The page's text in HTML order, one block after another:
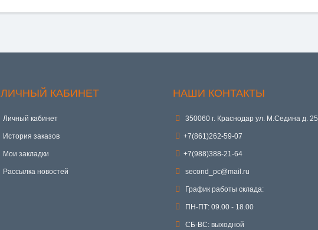
ЛИЧНЫЙ КАБИНЕТ
Личный кабинет
История заказов
Мои закладки
Рассылка новостей
НАШИ КОНТАКТЫ
350060 г. Краснодар ул. М.Седина д. 25
+7(861)262-59-07
+7(988)388-21-64
second_pc@mail.ru
График работы склада:
ПН-ПТ: 09.00 - 18.00
СБ-ВС: выходной